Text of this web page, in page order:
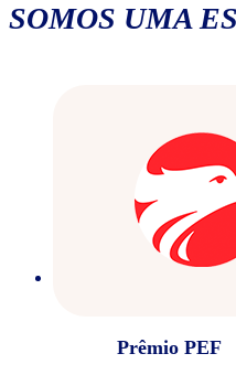
SOMOS UMA
Prêmio PEF